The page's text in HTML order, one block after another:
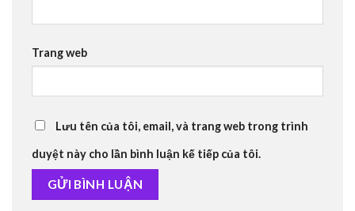
Trang web
Lưu tên của tôi, email, và trang web trong trình
duyệt này cho lần bình luận kế tiếp của tôi.